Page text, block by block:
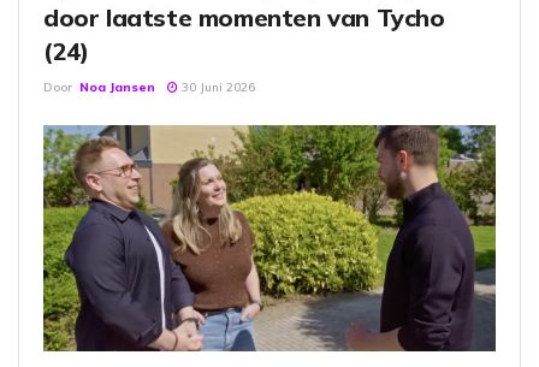
door laatste momenten van Tycho
(24)
Door Noa Jansen 30 Juni 2026